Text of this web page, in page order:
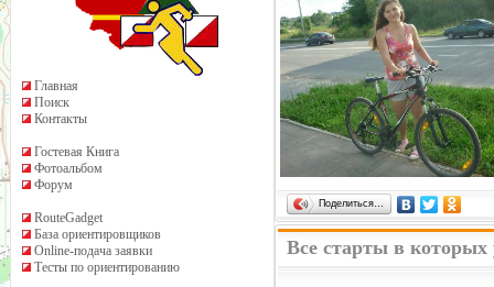
Главная
Поиск
Контакты
Гостевая Книга
Фотоальбом
Форум
RouteGadget
База ориентировщиков
Online-подача заявки
Тесты по ориентированию
Поделиться…
Все старты в которых